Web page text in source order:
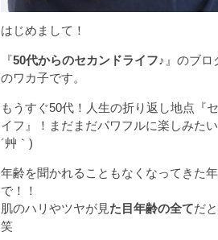
はじめまして！
『50代からのセカンドライフ♪ 』のブロ
のワカ子です。
もうすぐ50代！人生の折り返し地点『
イフ』！まだまだパワフルに楽しみた
´艸｀)
年齢を聞かれることもなくなってきた年
で！！
肌のハリやツヤが見た目年齢の全てだ
笑